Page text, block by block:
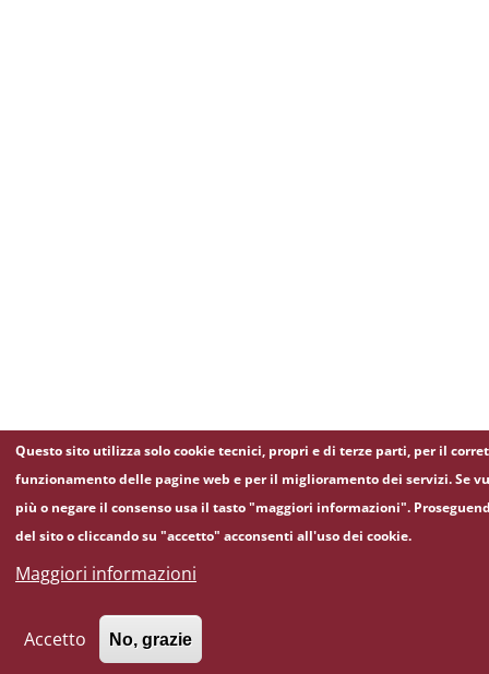
Questo sito utilizza solo cookie tecnici, propri e di terze parti, per il
funzionamento delle pagine web e per il miglioramento dei servizi. Se
più o negare il consenso usa il tasto "maggiori informazioni".
del sito o cliccando su "accetto" acconsenti all'uso dei cookie.
Maggiori informazioni
Accetto No, grazie